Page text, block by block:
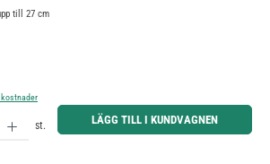
till 27 cm
belopp eller använd knapparna för att öka eller minska kvantiteten.
st. LÄGG TILL I KUNDVAGNEN